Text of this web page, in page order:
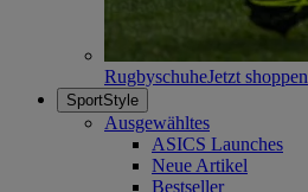
RugbyschuheJetzt shoppen
SportStyle
Ausgewähltes
ASICS Launches
Neue Artikel
Bestseller